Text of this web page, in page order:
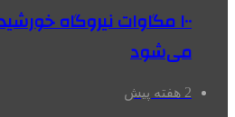
۱۰۰ مگاوات نیروگاه‌
می‌شود
2 هفته پیش